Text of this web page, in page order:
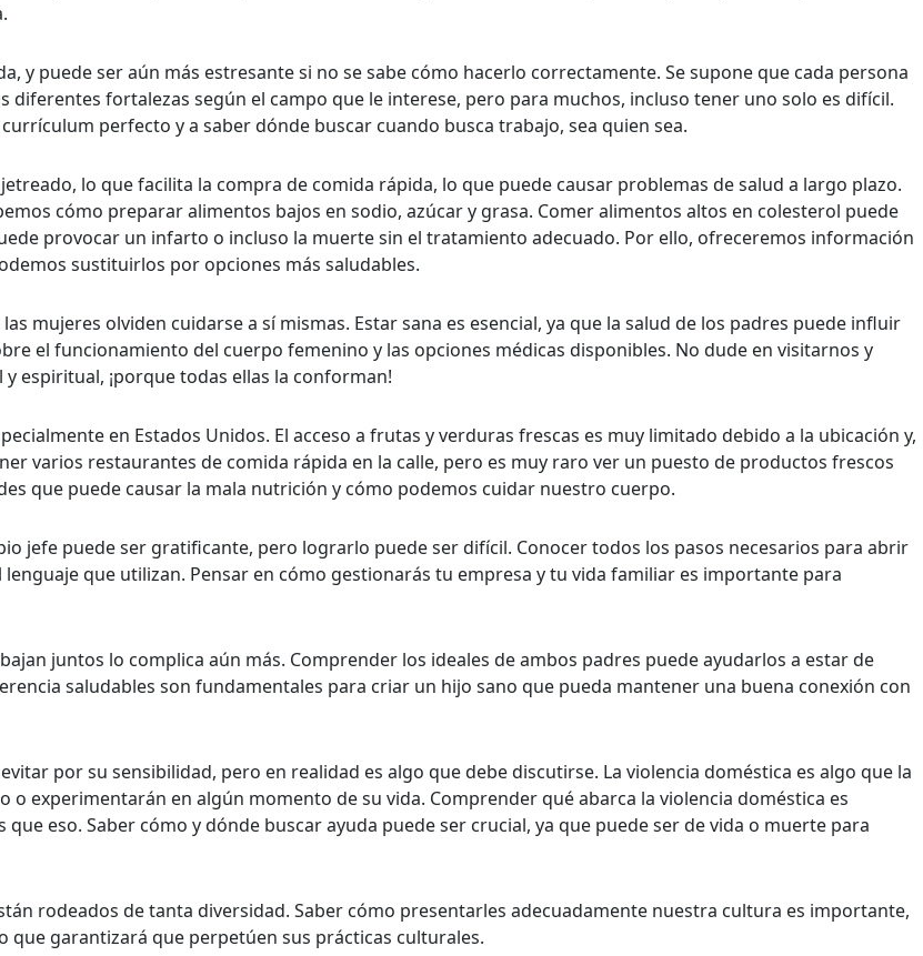
y puede ser aún más estresante si no se sabe cómo hacerlo correctamente. Se supone que cada persona
fortalezas según el campo que le interese, pero para muchos, incluso tener uno solo es difícil.
perfecto y a saber dónde buscar cuando busca trabajo, sea quien sea.
lo que facilita la compra de comida rápida, lo que puede causar problemas de salud a largo plazo.
cómo preparar alimentos bajos en sodio, azúcar y grasa. Comer alimentos altos en colesterol puede
provocar un infarto o incluso la muerte sin el tratamiento adecuado. Por ello, ofreceremos información
sustituirlos por opciones más saludables.
mujeres olviden cuidarse a sí mismas. Estar sana es esencial, ya que la salud de los padres puede influir
el funcionamiento del cuerpo femenino y las opciones médicas disponibles. No dude en visitarnos y
espiritual, ¡porque todas ellas la conforman!
en Estados Unidos. El acceso a frutas y verduras frescas es muy limitado debido a la ubicación y,
varios restaurantes de comida rápida en la calle, pero es muy raro ver un puesto de productos frescos
que puede causar la mala nutrición y cómo podemos cuidar nuestro cuerpo.
jefe puede ser gratificante, pero lograrlo puede ser difícil. Conocer todos los pasos necesarios para abrir
que utilizan. Pensar en cómo gestionarás tu empresa y tu vida familiar es importante para
juntos lo complica aún más. Comprender los ideales de ambos padres puede ayudarlos a estar de
saludables son fundamentales para criar un hijo sano que pueda mantener una buena conexión con
por su sensibilidad, pero en realidad es algo que debe discutirse. La violencia doméstica es algo que la
experimentarán en algún momento de su vida. Comprender qué abarca la violencia doméstica es
eso. Saber cómo y dónde buscar ayuda puede ser crucial, ya que puede ser de vida o muerte para
rodeados de tanta diversidad. Saber cómo presentarles adecuadamente nuestra cultura es importante,
que garantizará que perpetúen sus prácticas culturales.